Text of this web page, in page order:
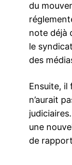
du
note déjà
le
des
Ensuite, il
n’aurait
une
de